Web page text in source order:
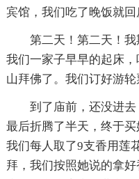
宾馆，我们吃了晚饭就回
第二天！第二天！我
我们一家子早早的起床
山拜佛了。我们订好游轮
到了庙前，还没进去
最后折腾了半天，终于
我们每人取了9支香用莲
拜，我们按照她说的拿